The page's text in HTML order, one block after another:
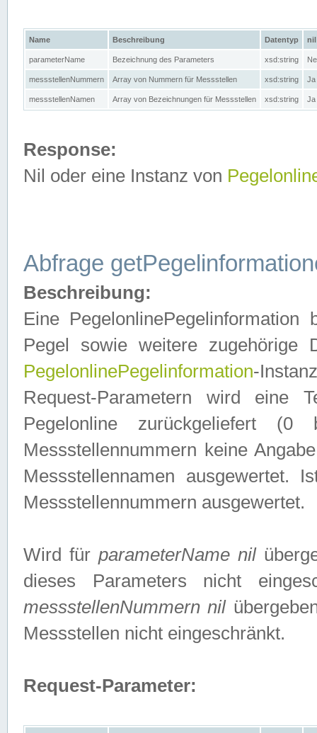
Name Beschreibung Datentyp nil
parameterName Bezeichnung des Parameters xsd:string
messstellenNummern Array von Nummern für Messstellen xsd:string Ja
messstellenNamen Array von Bezeichnungen für Messstellen xsd:string Ja
Response:
Nil oder eine Instanz von
Abfrage
Beschreibung:
Eine
Pegel sowie weitere zugehörige
PegelonlinePegelinformation-
Request-Parametern wird eine
Pegelonline zurückgeliefert
Messstellennummern keine
Messstellennamen ausgewertet.
Messstellennummern ausgewertet.
Wird fürparameterName nil
dieses Parameters nicht
messstellenNummern nil
Messstellen nicht eingeschränkt.
Request-Parameter: